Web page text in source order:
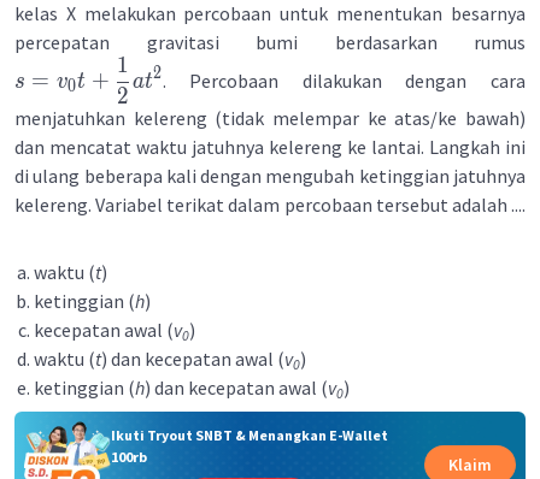
kelas X melakukan percobaan untuk menentukan besarnya
percepatan gravitasi bumi berdasarkan rumus
s = v0t +
2
1
at2. Percobaan dilakukan dengan cara
menjatuhkan kelereng (tidak melempar ke atas/ke bawah)
dan mencatat waktu jatuhnya kelereng ke lantai. Langkah ini
di ulang beberapa kali dengan mengubah ketinggian jatuhnya
kelereng. Variabel terikat dalam percobaan tersebut adalah ....
waktu (t)
ketinggian (h)
kecepatan awal (v0)
waktu (t) dan kecepatan awal (v0)
ketinggian (h) dan kecepatan awal (v0)
Ikuti Tryout SNBT & Menangkan E-Wallet
100rb
Klaim